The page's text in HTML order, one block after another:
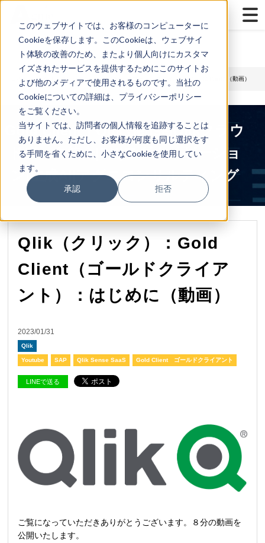
このウェブサイトでは、お客様のコンピューターに
Cookieを保存します。このCookieは、ウェブサイ
ト体験の改善のため、またより個人向けにカスタマ
イズされたサービスを提供するためにこのサイトお
よび他のメディアで使用されるものです。当社の
Cookieについての詳細は、プライバシーポリシー
をご覧ください。
当サイトでは、訪問者の個人情報を追跡することは
ありません。ただし、お客様が何度も同じ選択をす
る手間を省くために、小さなCookieを使用してい
ます。
承認 拒否
> Qlik> Qlik（クリック）：Gold Client（ゴールドクライアント）：はじめに（動画）
Gold Client｜Qlik Sense|Qlikクラウ
ドデータ統合|DX|モダナイゼーショ
ン|生成AI|アグニコンサルティング
Qlik（クリック）：Gold
Client（ゴールドクライア
ント）：はじめに（動画）
2023/01/31
Qlik
Youtube SAP Qlik Sense SaaS Gold Client ゴールドクライアント
LINEで送る
ご覧になっていただきありがとうございます。８分の動画を
公開いたします。